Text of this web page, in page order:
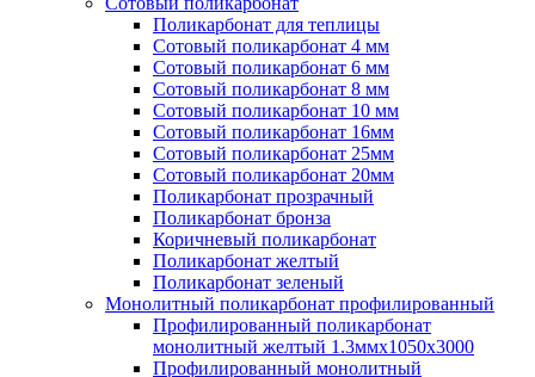
Поликарбонат для теплицы
Сотовый поликарбонат 4 мм
Сотовый поликарбонат 6 мм
Сотовый поликарбонат 8 мм
Сотовый поликарбонат 10 мм
Сотовый поликарбонат 16мм
Сотовый поликарбонат 25мм
Сотовый поликарбонат 20мм
Поликарбонат прозрачный
Поликарбонат бронза
Коричневый поликарбонат
Поликарбонат желтый
Поликарбонат зеленый
Монолитный поликарбонат профилированный
Профилированный поликарбонат
монолитный желтый 1.3ммх1050х3000
Профилированный монолитный